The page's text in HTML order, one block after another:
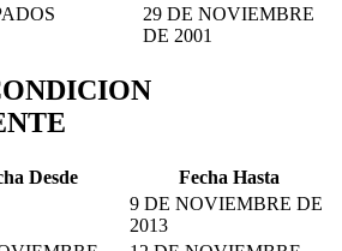
29 DE NOVIEMBRE
DE 2001
Desde
Fecha Hasta
9 DE NOVIEMBRE DE
2013